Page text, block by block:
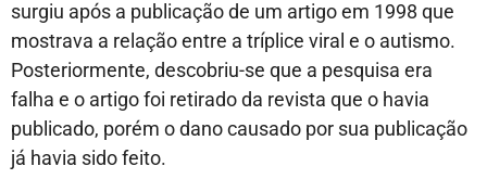
surgiu após a publicação de um artigo em 1998 que
mostrava a relação entre a tríplice viral e o autismo.
Posteriormente, descobriu-se que a pesquisa era
falha e o artigo foi retirado da revista que o havia
publicado, porém o dano causado por sua publicação
já havia sido feito.